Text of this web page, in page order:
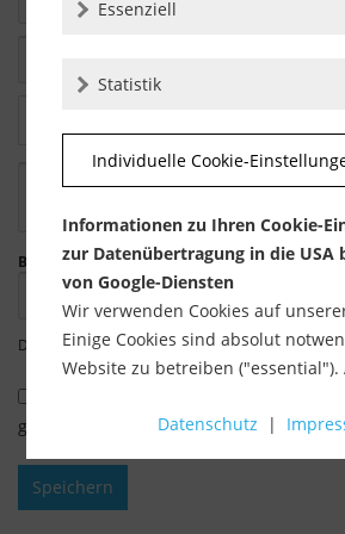
Bitte geben Sie die Zeichenfolge in das
Die mit einem * markierten Felder sind
genommen.
Speichern
Essenziell
Statistik
Individuelle Cookie-
Informationen zu Ihren Cookie-
zur Datenübertragung in die USA
von Google-Diensten
Wir verwenden Cookies auf
Einige Cookies sind absolut
Website zu betreiben ("essential").
Verwendung zustimmen (z. B. für
Über die Auswahl bestimmter
Akkordeon-Elementen können Sie
Datenschutz |